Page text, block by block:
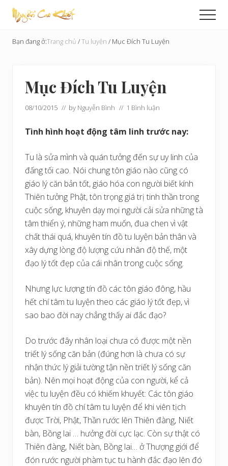
Menu
Skip
content
qua
sidebar
Tạo
Hoàn
Bạn đang ở:Trang chủ /Tu luyện / Mục Đích Tu Luyện
Mục Đích Tu Luyện
08/10/2015 // by Nguyễn Bình // 1 Bình luận
Tình hình hoạt động tâm linh trước nay:
Tu là sửa mình và quán tưởng đến sự uy linh của
đấng tối cao. Nói chung tôn giáo nào cũng có
giáo lý căn bản tốt, giáo hóa con người biết kính
Thiên tưởng Phật, tôn trọng giá trị tinh thần trong
cuộc sống, khuyên dạy mọi người cải sửa những tà
tâm thiển ý, những ham muốn, đua chen vì vật
chất thái quá, khuyên tín đồ tu luyện bản thân và
xây dựng lòng độ lượng cứu nhân độ thế, một
đạo lý tốt đẹp của cái nhân trong cuộc sống.
Nhưng lực lượng tín đồ các tôn giáo đông, hầu
hết chí tâm tu luyện theo các giáo lý tốt đẹp, vì
sao bao đời nay chẳng thấy ai đắc đạo?
Do trước đây nhân loại chưa có được một nền
triết lý sống căn bản (đúng hơn là chưa có sự
nhận thức lý giải tường tận nền triết lý sống căn
bản). Nên mọi hoạt động của con người, kể cả
việc tu luyện đều có khiếm khuyết: Các tôn giáo
khuyên tín đồ chí tâm tu luyện để khi viên tịch
được Trời, Phật, Thần rước lên Thiên đàng, Niết
bàn, Bồng lai … hưởng đời cực lạc. Còn sự thật có
Thiên đàng, Niết bàn, Bồng lai… ở Thượng giới để
đón rước người phàm tục tu hành đắc đạo lên đó